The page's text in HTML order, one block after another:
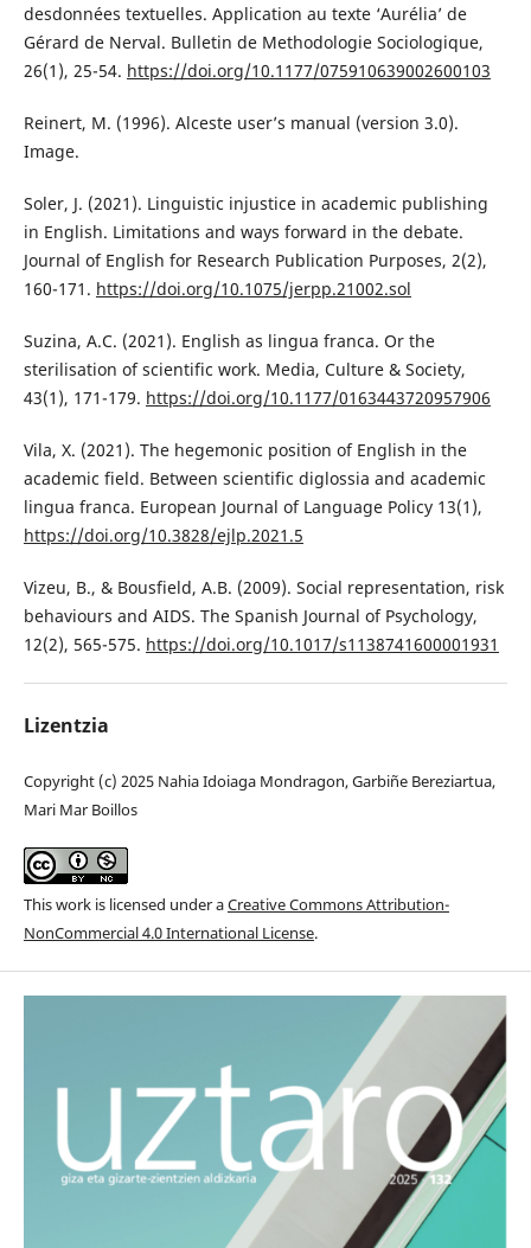
desdonnées textuelles. Application au texte ‘Aurélia’ de
Gérard de Nerval. Bulletin de Methodologie Sociologique,
26(1), 25-54. https://doi.org/10.1177/075910639002600103
Reinert, M. (1996). Alceste user’s manual (version 3.0).
Image.
Soler, J. (2021). Linguistic injustice in academic publishing
in English. Limitations and ways forward in the debate.
Journal of English for Research Publication Purposes, 2(2),
160-171. https://doi.org/10.1075/jerpp.21002.sol
Suzina, A.C. (2021). English as lingua franca. Or the
sterilisation of scientific work. Media, Culture & Society,
43(1), 171-179. https://doi.org/10.1177/0163443720957906
Vila, X. (2021). The hegemonic position of English in the
academic field. Between scientific diglossia and academic
lingua franca. European Journal of Language Policy 13(1),
https://doi.org/10.3828/ejlp.2021.5
Vizeu, B., & Bousfield, A.B. (2009). Social representation, risk
behaviours and AIDS. The Spanish Journal of Psychology,
12(2), 565-575. https://doi.org/10.1017/s1138741600001931
Lizentzia
Copyright (c) 2025 Nahia Idoiaga Mondragon, Garbiñe Bereziartua,
Mari Mar Boillos
This work is licensed under aCreative Commons Attribution-
NonCommercial 4.0 International License.